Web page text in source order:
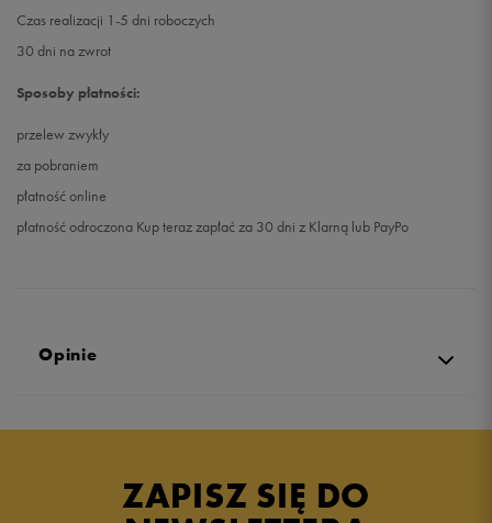
Czas realizacji 1-5 dni roboczych
30 dni na zwrot
Sposoby płatności:
przelew zwykły
za pobraniem
płatność online
płatność odroczona Kup teraz zapłać za 30 dni z Klarną lub PayPo
Opinie
4.8
zebranych i zweryfikowanych przez
ZAPISZ SIĘ DO